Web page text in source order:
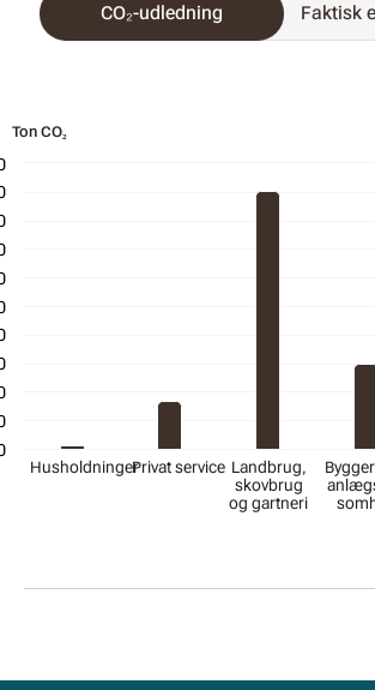
CO₂-udledning Faktisk
Ton CO₂
Ton CO₂
HusholdningerPrivat service Landbrug,
skovbrug
og gartneri